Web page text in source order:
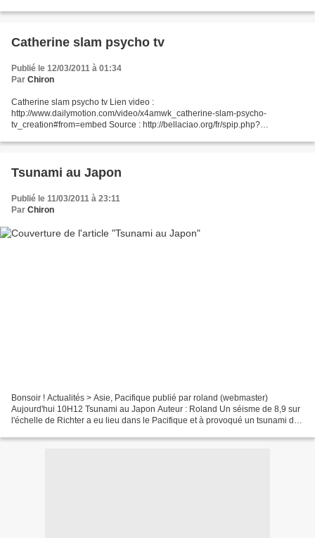
Catherine slam psycho tv
Publié le 12/03/2011 à 01:34
Par Chiron
Catherine slam psycho tv Lien video :
http://www.dailymotion.com/video/x4amwk_catherine-slam-psycho-
tv_creation#from=embed Source : http://bellaciao.org/fr/spip.php?
Tsunami au Japon
Publié le 11/03/2011 à 23:11
Par Chiron
Bonsoir ! Actualités > Asie, Pacifique publié par roland (webmaster)
Aujourd'hui 10H12 Tsunami au Japon Auteur : Roland Un séisme de 8,9 sur
l'échelle de Richter a eu lieu dans le Pacifique et à provoqué un tsunami de